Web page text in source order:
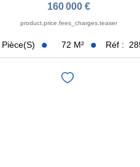
160 000 €
product.price.fees_charges.teaser
Pièce(s) 72 M² Réf :